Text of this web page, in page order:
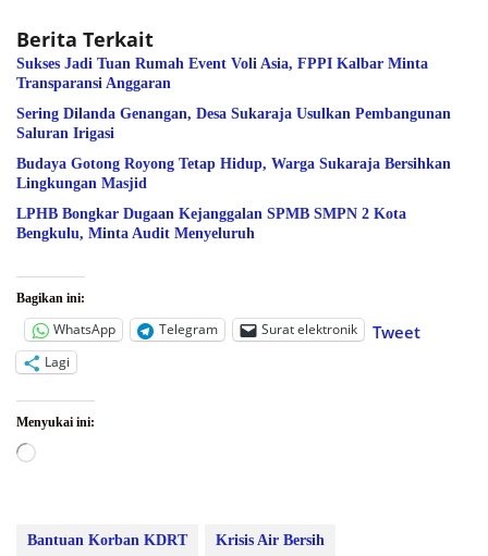
Berita Terkait
Sukses Jadi Tuan Rumah Event Voli Asia, FPPI Kalbar Minta
Transparansi Anggaran
Sering Dilanda Genangan, Desa Sukaraja Usulkan Pembangunan
Saluran Irigasi
Budaya Gotong Royong Tetap Hidup, Warga Sukaraja Bersihkan
Lingkungan Masjid
LPHB Bongkar Dugaan Kejanggalan SPMB SMPN 2 Kota
Bengkulu, Minta Audit Menyeluruh
Bagikan ini:
WhatsApp Telegram Surat elektronik Tweet
Lagi
Menyukai ini:
Memuat...
Bantuan Korban KDRT Krisis Air Bersih